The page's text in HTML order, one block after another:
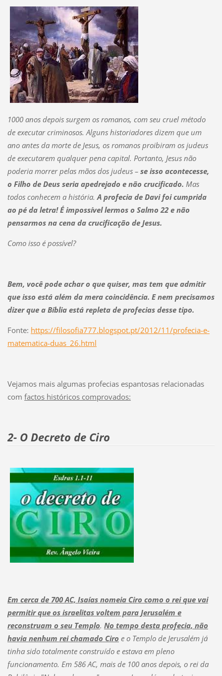
1000 anos depois surgem os romanos, com seu cruel método
de executar criminosos. Alguns historiadores dizem que um
ano antes da morte de Jesus, os romanos proibiram os judeus
de executarem qualquer pena capital. Portanto, Jesus não
poderia morrer pelas mãos dos judeus – se isso acontecesse,
o Filho de Deus seria apedrejado e não crucificado. Mas
todos conhecem a história. A profecia de Davi foi cumprida
ao pé da letra! É impossível lermos o Salmo 22 e não
pensarmos na cena da crucificação de Jesus.
Como isso é possível?
Bem, você pode achar o que quiser, mas tem que admitir
que isso está além da mera coincidência. E nem precisamos
dizer que a Bíblia está repleta de profecias desse tipo.
Fonte: https://filosofia777.blogspot.pt/2012/11/profecia-e-
matematica-duas_26.html
Vejamos mais algumas profecias espantosas relacionadas
com factos históricos comprovados:
2- O Decreto de Ciro
Em cerca de 700 AC, Isaías nomeia Ciro como o rei que vai
permitir que os israelitas voltem para Jerusalém e
reconstruam o seu Templo. No tempo desta profecia, não
havia nenhum rei chamado Ciro e o Templo de Jerusalém já
tinha sido totalmente construído e estava em pleno
funcionamento. Em 586 AC, mais de 100 anos depois, o rei da